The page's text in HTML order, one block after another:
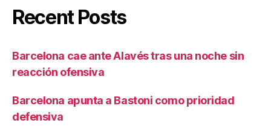
Recent Posts
Barcelona cae ante Alavés tras una noche sin
reacción ofensiva
Barcelona apunta a Bastoni como prioridad
defensiva